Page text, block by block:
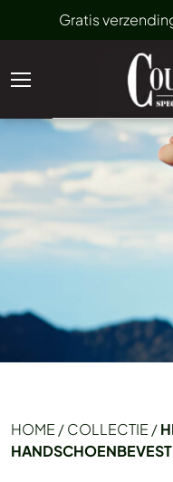
Gratis
HOME /COLLECTIE /